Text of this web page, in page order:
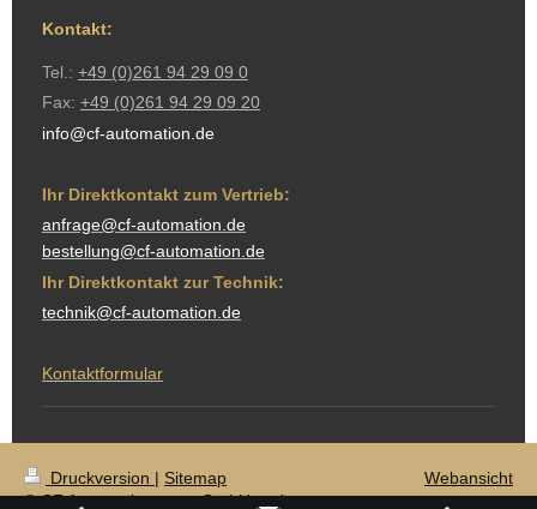
Kontakt:
Tel.: +49 (0)261 94 29 09 0
Fax: +49 (0)261 94 29 09 20
info@cf-automation.de
Ihr Direktkontakt zum Vertrieb:
anfrage@cf-automation.de
bestellung@cf-automation.de
Ihr Direktkontakt zur Technik:
technik@cf-automation.de
Kontaktformular
Druckversion | Sitemap
© CF Automation parts GmbH und
Webansicht